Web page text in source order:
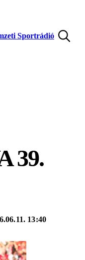
Sportrádió
39.
13:40